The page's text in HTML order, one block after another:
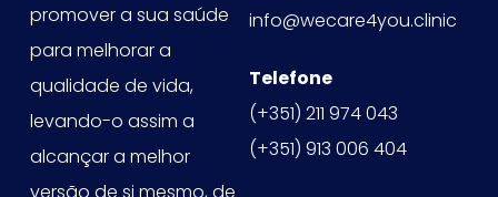
promover a sua saúde
para melhorar a
qualidade de vida,
levando-o assim a
alcançar a melhor
versão de si mesmo, de
info@wecare4you.clinic
Telefone
(+351) 211 974 043
(+351) 913 006 404